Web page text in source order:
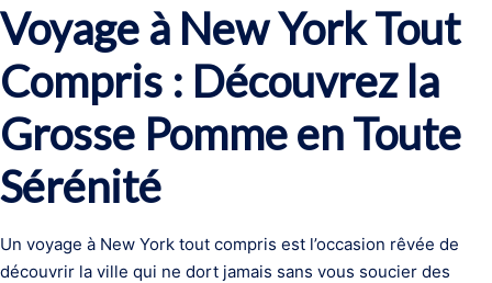
Voyage à New York Tout
Compris : Découvrez la
Grosse Pomme en Toute
Sérénité
Un voyage à New York tout compris est l’occasion rêvée de
découvrir la ville qui ne dort jamais sans vous soucier des